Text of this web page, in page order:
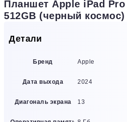
Планшет Apple iPad Pro
512GB (черный космос)
Детали
Бренд Apple
Дата выхода 2024
Диагональ экрана 13